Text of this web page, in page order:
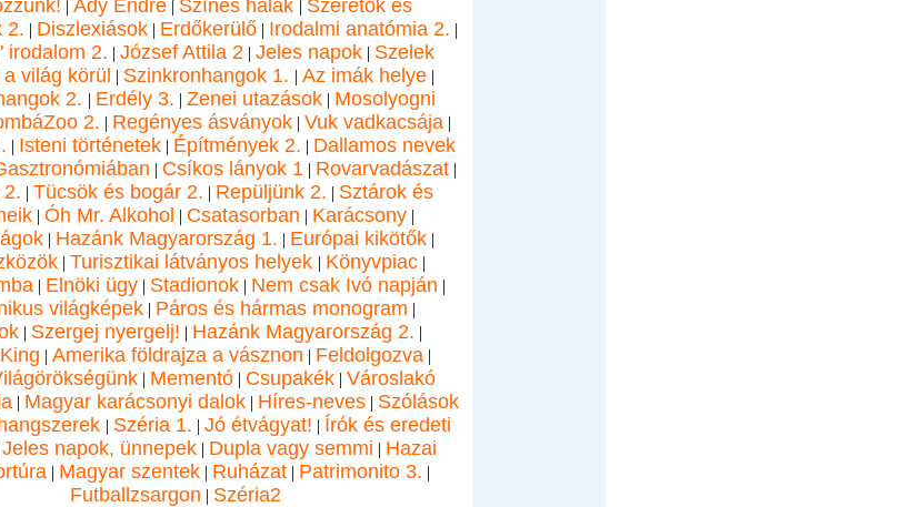
| Ady Endre| Színes halak | Szeretők és
2. | Diszlexiások| Erdőkerülő| Irodalmi anatómia 2. |
irodalom 2. | József Attila 2 | Jeles napok| Szelek
világ körül | Szinkronhangok 1. | Az imák helye|
2. | Erdély 3. | Zenei utazások| Mosolyogni
2. | Regényes ásványok| Vuk vadkacsája|
| Isteni történetek| Építmények 2. | Dallamos nevek
| Csíkos lányok 1 | Rovarvadászat|
| Tücsök és bogár 2. | Repüljünk 2. | Sztárok és
| Óh Mr. Alkohol | Csatasorban | Karácsony |
| Hazánk Magyarország 1. | Európai kikötők|
| Turisztikai látványos helyek | Könyvpiac|
| Elnöki ügy | Stadionok | Nem csak Ivó napján |
világképek| Páros és hármas monogram |
| Szergej nyergelj! | Hazánk Magyarország 2. |
| Amerika földrajza a vásznon | Feldolgozva |
| Mementó | Csupakék | Városlakó
| Magyar karácsonyi dalok| Híres-neves| Szólások
| Széria 1. | Jó étvágyat! | Írók és eredeti
Jeles napok, ünnepek | Dupla vagy semmi | Hazai
| Magyar szentek | Ruházat | Patrimonito 3. |
Futballzsargon | Széria2